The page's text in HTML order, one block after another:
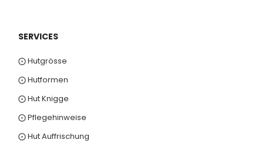
SERVICES
⨀ Hutgrösse
⨀ Hutformen
⨀ Hut Knigge
⨀ Pflegehinweise
⨀ Hut Auffrischung